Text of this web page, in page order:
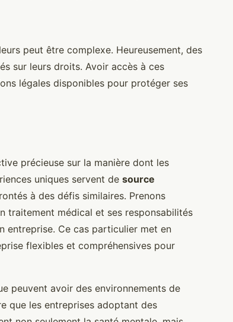
peut être complexe. Heureusement, des
sur leurs droits. Avoir accès à ces
légales disponibles pour protéger ses
précieuse sur la manière dont les
uniques servent de source
à des défis similaires. Prenons
traitement médical et ses responsabilités
entreprise. Ce cas particulier met en
flexibles et compréhensives pour
peuvent avoir des environnements de
que les entreprises adoptant des